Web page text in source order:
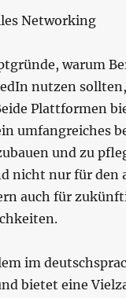
Networking
warum
nutzen
Plattformen
umfangreiches
und zu
nicht nur für den
auch für
im
bietet eine